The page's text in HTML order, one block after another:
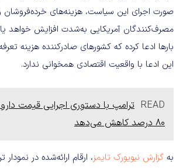
صورت اجرای این سیاست، هزینه‌های خرده‌فروشان
مصرف‌کنندگان آمریکایی به‌شدت افزایش خواهد
بارها ادعا کرده که کشورهای صادرکننده هزینه
این ادعا با واقعیت اقتصادی همخوانی ندارد.
READ ترامپ با دستوری اجرایی قیمت دارو
۸۰ درصد کاهش می‌دهد
به گزارش نیویورک تایمز، ارقام ارائه‌شده در